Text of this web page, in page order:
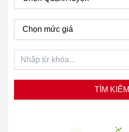
Chọn mức giá
TÌM KIẾM